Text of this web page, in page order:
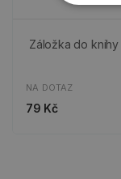
Záložka do
NA DOTAZ
79 Kč